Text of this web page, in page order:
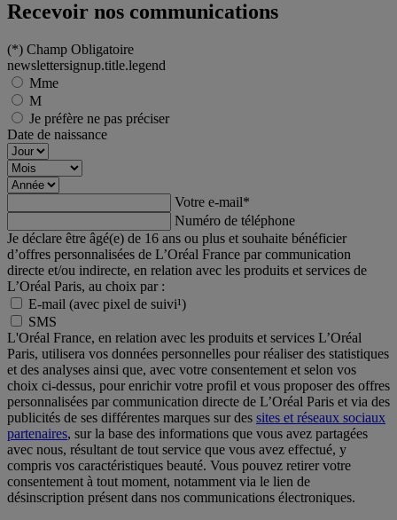
Recevoir nos communications
(*) Champ Obligatoire
newslettersignup.title.legend
Mme
M
Je préfère ne pas préciser
Date de naissance
Votre e-mail*
Numéro de téléphone
Je déclare être âgé(e) de 16 ans ou plus et souhaite bénéficier
d’offres personnalisées de L’Oréal France par communication
directe et/ou indirecte, en relation avec les produits et services de
L’Oréal Paris, au choix par :
E-mail (avec pixel de suivi¹)
SMS
L'Oréal France, en relation avec les produits et services L’Oréal
Paris, utilisera vos données personnelles pour réaliser des statistiques
et des analyses ainsi que, avec votre consentement et selon vos
choix ci-dessus, pour enrichir votre profil et vous proposer des offres
personnalisées par communication directe de L’Oréal Paris et via des
publicités de ses différentes marques sur des sites et réseaux sociaux
partenaires, sur la base des informations que vous avez partagées
avec nous, résultant de tout service que vous avez effectué, y
compris vos caractéristiques beauté. Vous pouvez retirer votre
consentement à tout moment, notamment via le lien de
désinscription présent dans nos communications électroniques.